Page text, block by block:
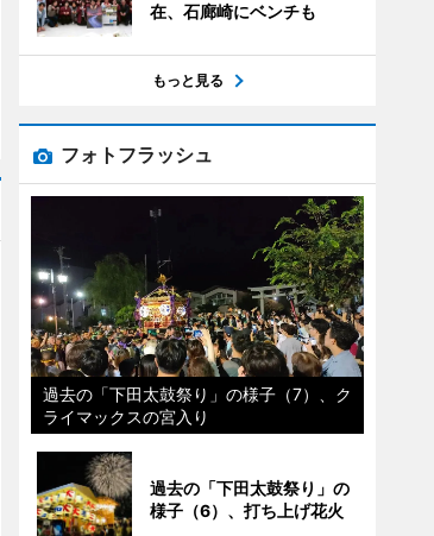
在、石廊崎にベンチも
もっと見る
フォトフラッシュ
過去の「下田太鼓祭り」の様子（7）、ク
ライマックスの宮入り
過去の「下田太鼓祭り」の
様子（6）、打ち上げ花火